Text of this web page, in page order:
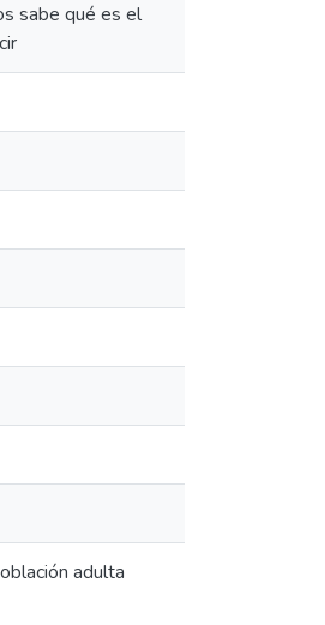
sabe qué es el
adulta